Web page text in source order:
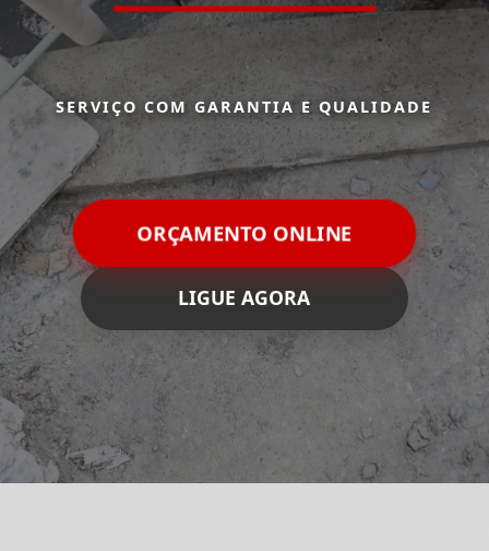
SERVIÇO COM GARANTIA E QUALIDADE
ORÇAMENTO ONLINE
LIGUE AGORA